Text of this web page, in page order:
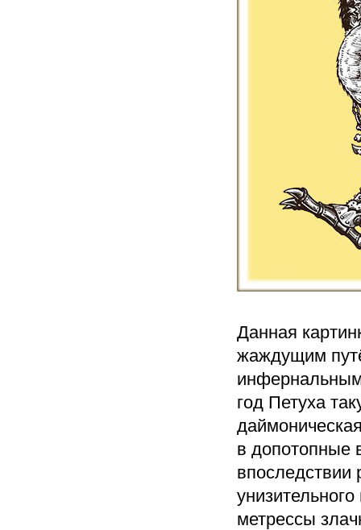
Данная
жаждущим
год Петуха
в допотопные
метрессы